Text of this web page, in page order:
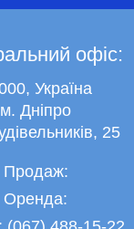
офіс:
Україна
м. Дніпро
25
Продаж:
Оренда: